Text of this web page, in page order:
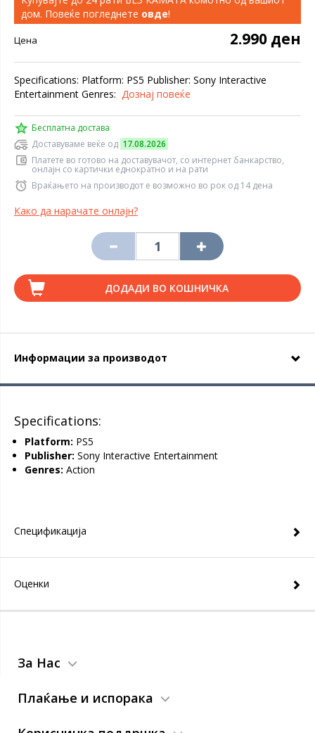
дом. Повеќе погледнете овде!
Цена 2.990 ден
Specifications: Platform: PS5 Publisher: Sony Interactive
Entertainment Genres: Дознај повеќе
Бесплатна достава
Доставуваме веќе од 17.08.2026
Платете во готово на доставувачот, со интернет банкарство,
онлајн со картички еднократно и на рати
Враќањето на производот е возможно во рок од 14 дена
Како да нарачате онлајн?
ДОДАДИ ВО КОШНИЧКА
Информации за производот
Specifications:
Platform: PS5
Publisher: Sony Interactive Entertainment
Genres: Action
Спецификација
Оценки
За Нас
Плаќање и испорака